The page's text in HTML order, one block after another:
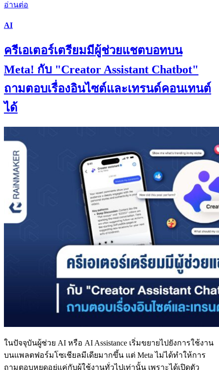
อ่านต่อ
AI
ครีเอเตอร์เตรียมมีผู้ช่วยแชตบอทบน
Meta! กับ "Creator Assistant Chatbot"
ถามตอบเรื่องอินไซต์และเทรนด์คอนเทนต์
ได้
ในปัจจุบันผู้ช่วย AI หรือ AI Assistance เริ่มขยายไปยังการใช้งาน
บนแพลตฟอร์มโซเชียลมีเดียมากขึ้น แต่ Meta ไม่ได้ทำให้การ
ถามตอบหยุดอยู่แค่กับผู้ใช้งานทั่วไปเท่านั้น เพราะได้เปิดตัว